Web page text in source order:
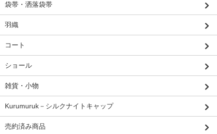
袋帯・洒落袋帯
羽織
コート
ショール
雑貨・小物
Kurumuruk－シルクナイトキャップ
売約済み商品